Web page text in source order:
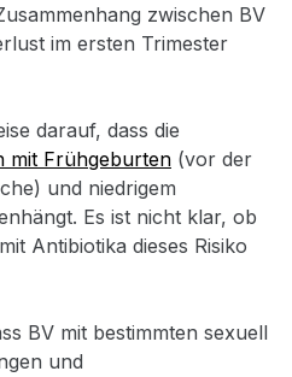
zwischen BV
im ersten Trimester
darauf, dass die
mit Frühgeburten (vor der
und niedrigem
Es ist nicht klar, ob
Antibiotika dieses Risiko
BV mit bestimmten sexuell
und